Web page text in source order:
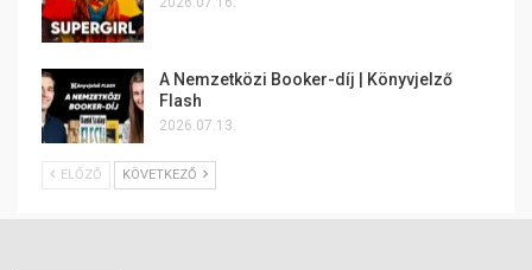
A Nemzetközi Booker-díj | Könyvjelző
Flash
2026.07.13.
ELŐZŐ KÖVETKEZŐ